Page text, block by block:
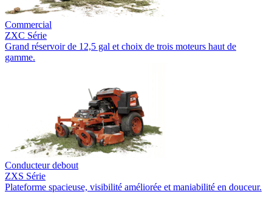
Commercial
ZXC Série
Grand réservoir de 12,5 gal et choix de trois moteurs haut de
gamme.
Conducteur debout
ZXS Série
Plateforme spacieuse, visibilité améliorée et maniabilité en douceur.